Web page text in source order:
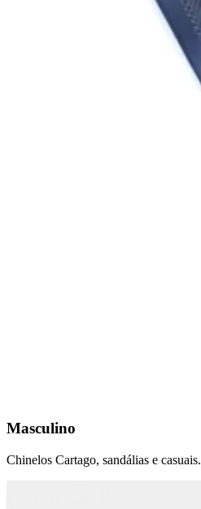
Masculino
Chinelos Cartago, sandálias e casuais.